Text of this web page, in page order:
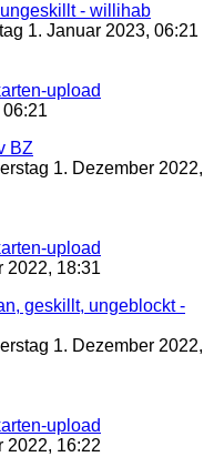
- willihab
1. Januar 2023, 06:21
upload
06:21
BZ
1. Dezember 2022,
upload
2022, 18:31
geskillt, ungeblockt -
1. Dezember 2022,
upload
2022, 16:22